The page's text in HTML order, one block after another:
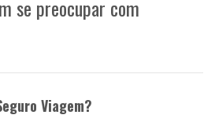
se preocupar com
Viagem?